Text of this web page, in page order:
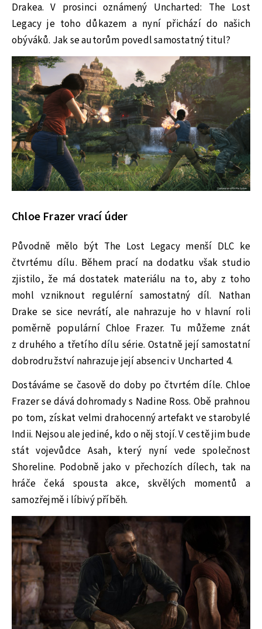
Drakea. V prosinci oznámený Uncharted: The Lost
Legacy je toho důkazem a nyní přichází do našich
obýváků. Jak se autorům povedl samostatný titul?
Chloe Frazer vrací úder
Původně mělo být The Lost Legacy menší DLC ke
čtvrtému dílu. Během prací na dodatku však studio
zjistilo, že má dostatek materiálu na to, aby z toho
mohl vzniknout regulérní samostatný díl. Nathan
Drake se sice nevrátí, ale nahrazuje ho v hlavní roli
poměrně populární Chloe Frazer. Tu můžeme znát
z druhého a třetího dílu série. Ostatně její samostatní
dobrodružství nahrazuje její absenci v Uncharted 4.
Dostáváme se časově do doby po čtvrtém díle. Chloe
Frazer se dává dohromady s Nadine Ross. Obě prahnou
po tom, získat velmi drahocenný artefakt ve starobylé
Indii. Nejsou ale jediné, kdo o něj stojí. V cestě jim bude
stát vojevůdce Asah, který nyní vede společnost
Shoreline. Podobně jako v přechozích dílech, tak na
hráče čeká spousta akce, skvělých momentů a
samozřejmě i líbivý příběh.